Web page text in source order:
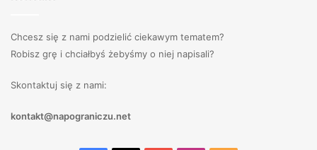
Chcesz się z nami podzielić ciekawym tematem?
Robisz grę i chciałbyś żebyśmy o niej napisali?
Skontaktuj się z nami:
kontakt@napograniczu.net